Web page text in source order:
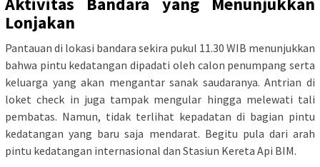
Lonjakan
Pantauan di lokasi bandara sekira pukul 11.30 WIB menunjukkan
bahwa pintu kedatangan dipadati oleh calon penumpang serta
keluarga yang akan mengantar sanak saudaranya. Antrian di
loket check in juga tampak mengular hingga melewati tali
pembatas. Namun, tidak terlihat kepadatan di bagian pintu
kedatangan yang baru saja mendarat. Begitu pula dari arah
pintu kedatangan internasional dan Stasiun Kereta Api BIM.